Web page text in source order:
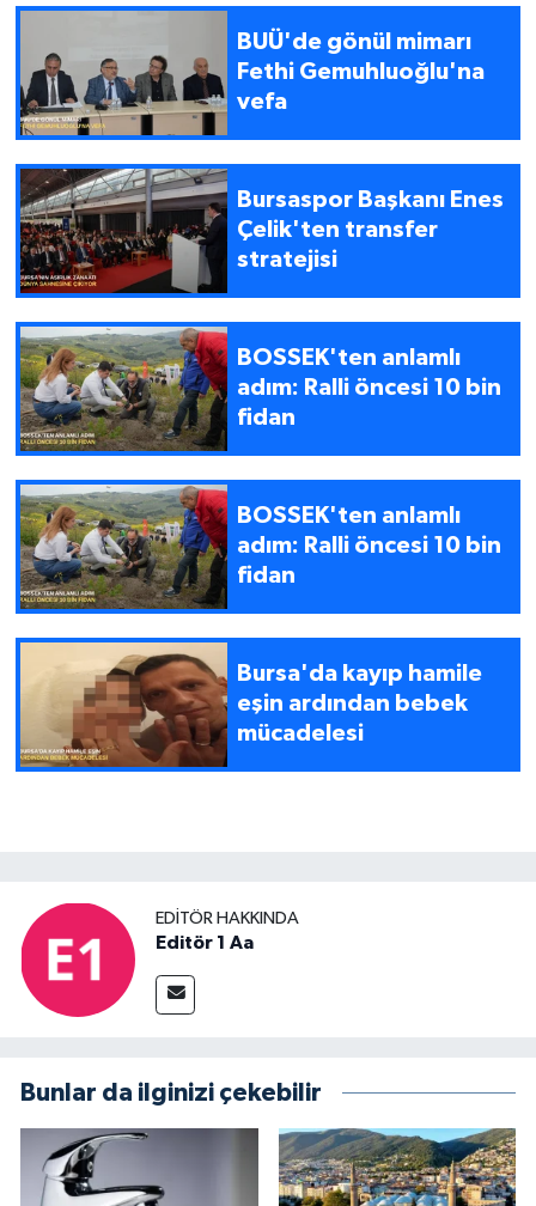
BUÜ'de gönül mimarı
Fethi Gemuhluoğlu'na
vefa
Bursaspor Başkanı Enes
Çelik'ten transfer
stratejisi
BOSSEK'ten anlamlı
adım: Ralli öncesi 10 bin
fidan
BOSSEK'ten anlamlı
adım: Ralli öncesi 10 bin
fidan
Bursa'da kayıp hamile
eşin ardından bebek
mücadelesi
EDITÖR HAKKINDA
Editör 1 Aa
Bunlar da ilginizi çekebilir